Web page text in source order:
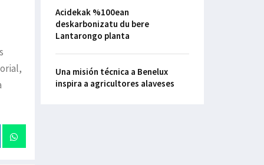
Acidekak %100ean
deskarbonizatu du bere
Lantarongo planta
Una misión técnica a Benelux
inspira a agricultores alaveses